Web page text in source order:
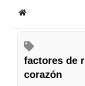
Home
factores de
corazón